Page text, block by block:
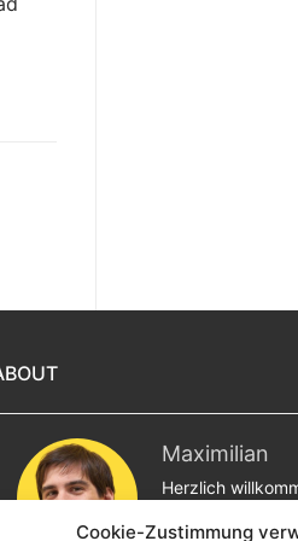
Cookie-Zustimmung
Maximilian
Herzlich